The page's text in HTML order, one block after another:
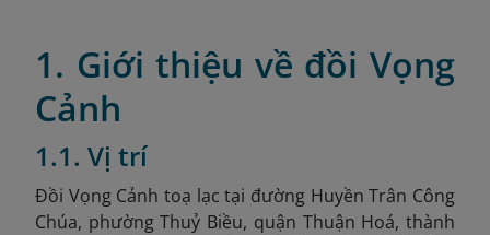
1. Giới thiệu về đồi Vọng
Cảnh
1.1. Vị trí
Đồi Vọng Cảnh toạ lạc tại đường Huyền Trân Công
Chúa, phường Thuỷ Biều, quận Thuận Hoá, thành